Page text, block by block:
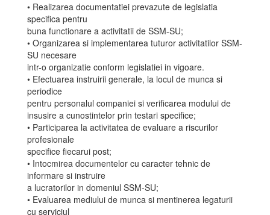
• Realizarea documentatiei prevazute de legislatia
specifica pentru
buna functionare a activitatii de SSM-SU;
• Organizarea si implementarea tuturor activitatilor SSM-
SU necesare
intr-o organizatie conform legislatiei in vigoare.
• Efectuarea instruirii generale, la locul de munca si
periodice
pentru personalul companiei si verificarea modului de
insusire a cunostintelor prin testari specifice;
• Participarea la activitatea de evaluare a riscurilor
profesionale
specifice fiecarui post;
• Intocmirea documentelor cu caracter tehnic de
informare si instruire
a lucratorilor in domeniul SSM-SU;
• Evaluarea mediului de munca si mentinerea legaturii
cu serviciul